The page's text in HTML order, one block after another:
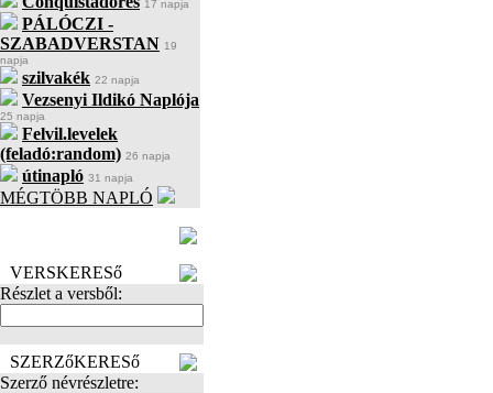
17 napja
PÁLÓCZI -
SZABADVERSTAN 19
napja
szilvakék 22 napja
Vezsenyi Ildikó Naplója
25 napja
Felvil.levelek
(feladó:random) 26 napja
útinapló 31 napja
MÉGTÖBB NAPLÓ
VERSKERESő
Részlet a versből:
SZERZőKERESő
Szerző névrészletre: